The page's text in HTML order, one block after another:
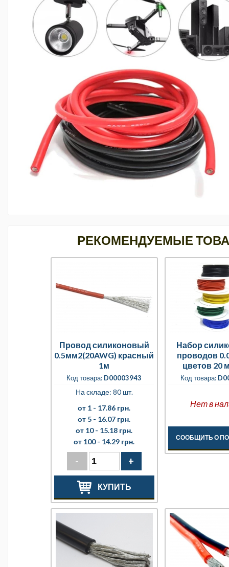
РЕКОМЕНДУЕМЫЕ
Провод силиконовый
0.5мм2(20AWG) красный
1м
Код товара: D00003943
На складе: 80 шт.
от 1 - 17.86 грн.
от 5 - 16.07 грн.
от 10 - 15.18 грн.
от 100 - 14.29 грн.
- +
КУПИТЬ
Набор
проводов
цветов 20
Код товара:
Нет в
СООБЩИТЬ О